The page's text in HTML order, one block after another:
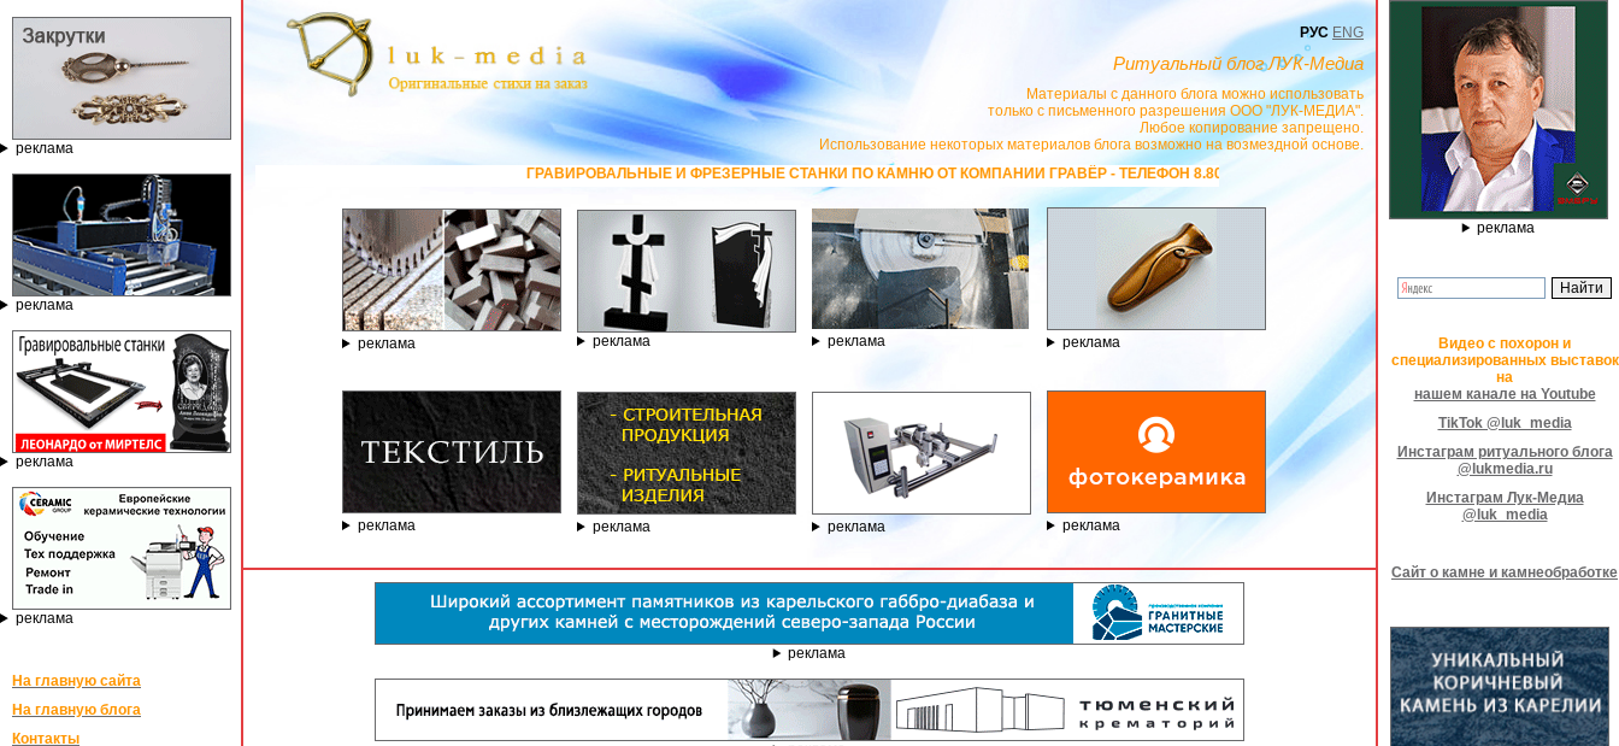
реклама
реклама
реклама
реклама
На главную сайта
На главную блога
Контакты
РУС ENG
Ритуальный блог ЛУК-Медиа
Материалы с данного блога можно использовать
только с письменного разрешения ООО "ЛУК-МЕДИА".
Любое копирование запрещено.
Использование некоторых материалов блога возможно на возмездной основе.
ГРАВИРОВАЛЬНЫЕ И ФРЕЗЕРНЫЕ СТАНКИ ПО КАМНЮ ОТ КОМПАНИИ ГРАВЁР - ТЕЛЕФОН 8.800.77-53-440, САЙТhttps://stanok-graver.ru - РЕКЛАМОДАТЕЛЬ ИП Павленко С.В. ИНН:
реклама реклама реклама реклама
реклама реклама реклама реклама
реклама
реклама
Видео с похорон и
специализированных выставок
на
нашем канале на Youtube
TikTok @luk_media
Инстаграм ритуального блога
@lukmedia.ru
Инстаграм Лук-Медиа
@luk_media
Сайт о камне и камнеобработке